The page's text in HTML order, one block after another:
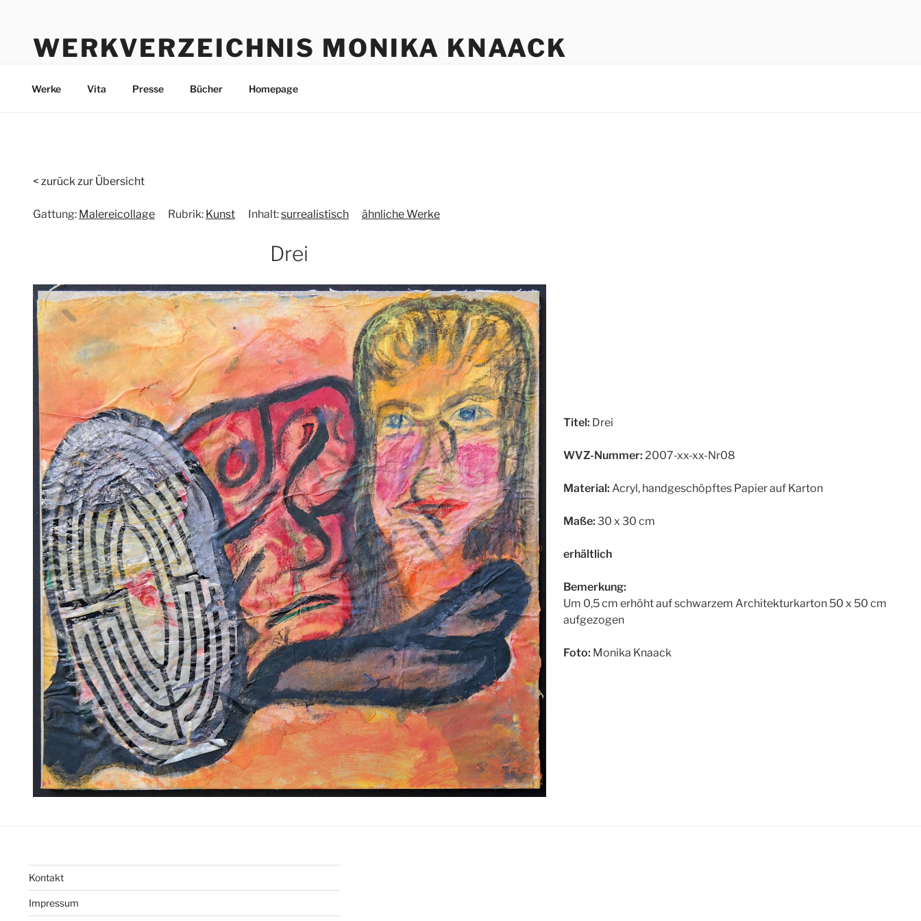
springenWERKVERZEICHNIS MONIKA KNAACK
Werke Vita Presse Bücher Homepage
< zurück zur Übersicht
Gattung: Malereicollage Rubrik: Kunst Inhalt:surrealistisch ähnliche Werke
Drei
Titel: Drei
WVZ-Nummer: 2007-xx-xx-Nr08
Material: Acryl, handgeschöpftes Papier auf Karton
Maße: 30 x 30 cm
erhältlich
Bemerkung:
Um 0,5 cm erhöht auf schwarzem Architekturkarton 50 x 50 cm
aufgezogen
Foto: Monika Knaack
Kontakt
Impressum